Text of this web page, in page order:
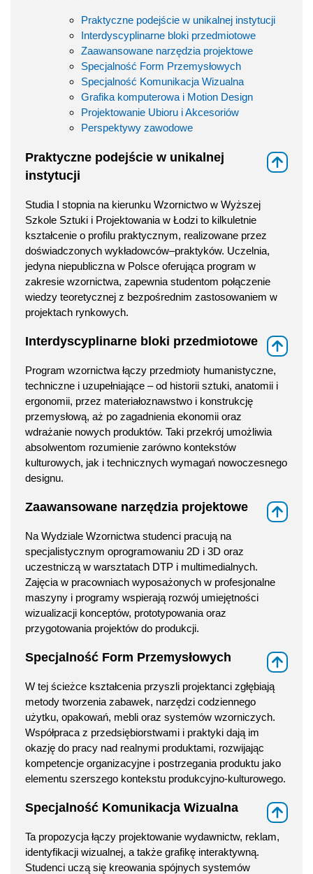
Praktyczne podejście w unikalnej instytucji
Interdyscyplinarne bloki przedmiotowe
Zaawansowane narzędzia projektowe
Specjalność Form Przemysłowych
Specjalność Komunikacja Wizualna
Grafika komputerowa i Motion Design
Projektowanie Ubioru i Akcesoriów
Perspektywy zawodowe
Praktyczne podejście w unikalnej
instytucji
Studia I stopnia na kierunku Wzornictwo w Wyższej
Szkole Sztuki i Projektowania w Łodzi to kilkuletnie
kształcenie o profilu praktycznym, realizowane przez
doświadczonych wykładowców–praktyków. Uczelnia,
jedyna niepubliczna w Polsce oferująca program w
zakresie wzornictwa, zapewnia studentom połączenie
wiedzy teoretycznej z bezpośrednim zastosowaniem w
projektach rynkowych.
Interdyscyplinarne bloki przedmiotowe
Program wzornictwa łączy przedmioty humanistyczne,
techniczne i uzupełniające – od historii sztuki, anatomii i
ergonomii, przez materiałoznawstwo i konstrukcję
przemysłową, aż po zagadnienia ekonomii oraz
wdrażanie nowych produktów. Taki przekrój umożliwia
absolwentom rozumienie zarówno kontekstów
kulturowych, jak i technicznych wymagań nowoczesnego
designu.
Zaawansowane narzędzia projektowe
Na Wydziale Wzornictwa studenci pracują na
specjalistycznym oprogramowaniu 2D i 3D oraz
uczestniczą w warsztatach DTP i multimedialnych.
Zajęcia w pracowniach wyposażonych w profesjonalne
maszyny i programy wspierają rozwój umiejętności
wizualizacji konceptów, prototypowania oraz
przygotowania projektów do produkcji.
Specjalność Form Przemysłowych
W tej ścieżce kształcenia przyszli projektanci zgłębiają
metody tworzenia zabawek, narzędzi codziennego
użytku, opakowań, mebli oraz systemów wzorniczych.
Współpraca z przedsiębiorstwami i praktyki dają im
okazję do pracy nad realnymi produktami, rozwijając
kompetencje organizacyjne i postrzegania produktu jako
elementu szerszego kontekstu produkcyjno-kulturowego.
Specjalność Komunikacja Wizualna
Ta propozycja łączy projektowanie wydawnictw, reklam,
identyfikacji wizualnej, a także grafikę interaktywną.
Studenci uczą się kreowania spójnych systemów